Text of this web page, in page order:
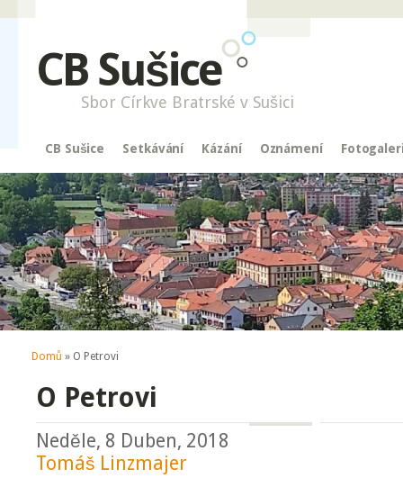
CB Sušice
Sbor Církve Bratrské v Sušici
CB Sušice Setkávání Kázání Oznámení
Jste zde
Domů » O Petrovi
O Petrovi
Neděle, 8 Duben, 2018
Tomáš Linzmajer